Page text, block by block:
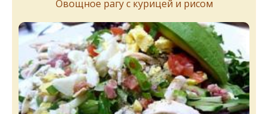
Овощное рагу с курицей и рисом